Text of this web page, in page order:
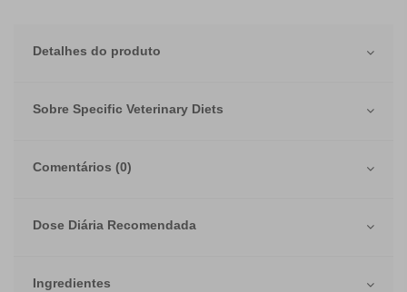
Detalhes do produto
Sobre Specific Veterinary Diets
Comentários (0)
Dose Diária Recomendada
Ingredientes